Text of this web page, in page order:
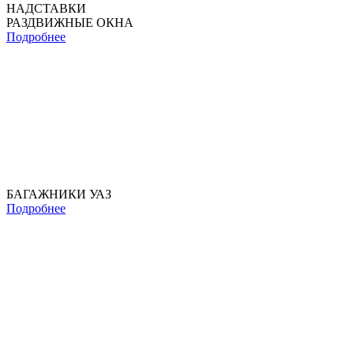
НАДСТАВКИ
РАЗДВИЖНЫЕ ОКНА
Подробнее
БАГАЖНИКИ УАЗ
Подробнее